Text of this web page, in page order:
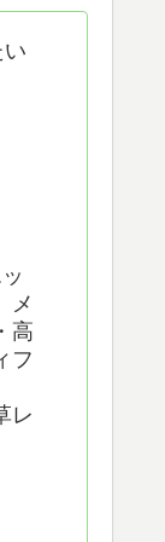
メ
高
フ
レ